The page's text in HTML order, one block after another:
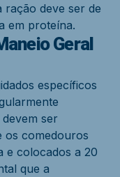
ração deve ser de
em proteína.
Geral
específicos
ser
os comedouros
e colocados a 20
que a